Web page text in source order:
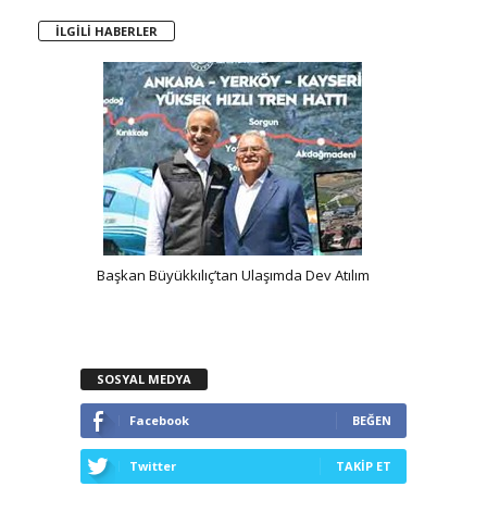
İLGİLİ HABERLER
Başkan Büyükkılıç’tan Ulaşımda Dev Atılım
SOSYAL MEDYA
Facebook BEĞEN
Twitter TAKİP ET